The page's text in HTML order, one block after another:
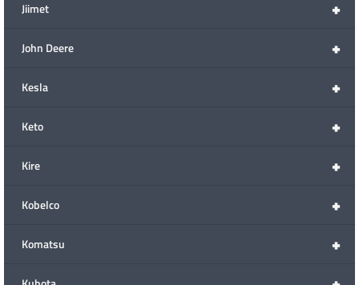
+
Jiimet
+
John Deere
+
Kesla
+
Keto
+
Kire
+
Kobelco
+
Komatsu